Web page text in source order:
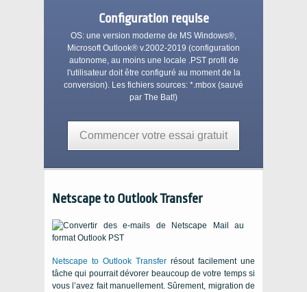
Configuration requise
OS: une version moderne de MS Windows®,
Microsoft Outlook® v.2002-2019 (configuration
autonome, au moins une locale .PSTprofil de
l'utilisateur doit être configuré au moment de la
conversion). Les fichiers sources: *.mbox (sauvé
par The Bat!)
Commencer votre essai gratuit
Netscape to Outlook Transfer
Netscape to Outlook Transfer résout facilement une
tâche qui pourrait dévorer beaucoup de votre temps si
vous l’avez fait manuellement. Sûrement, migration de